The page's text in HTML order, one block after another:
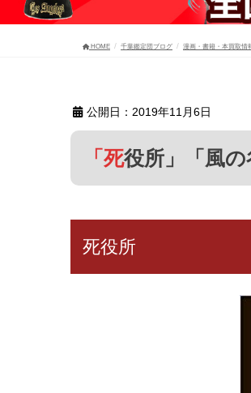
HOME 千葉鑑定団ブログ 漫画・書籍・本買取情
公開日：2019年11月6日
「死役所」「
死役所